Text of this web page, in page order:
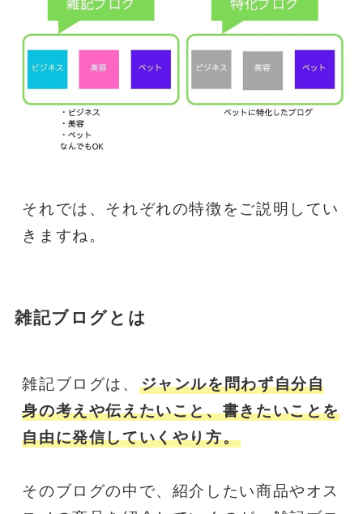
それでは、それぞれの特徴をご説明してい
きますね。
雑記ブログとは
雑記ブログは、 ジャンルを問わず自分自
身の考えや伝えたいこと、書きたいことを
自由に発信していくやり方。
そのブログの中で、紹介したい商品やオス